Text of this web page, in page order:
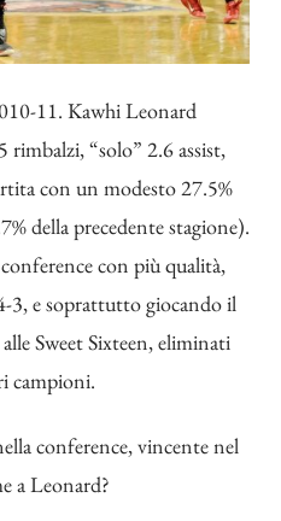
11. Kawhi Leonard
“solo” 2.6 assist,
con un modesto 27.5%
della precedente stagione).
con più qualità,
3, e soprattutto giocando il
Sweet Sixteen, eliminati
campioni.
conference, vincente nel
a Leonard?